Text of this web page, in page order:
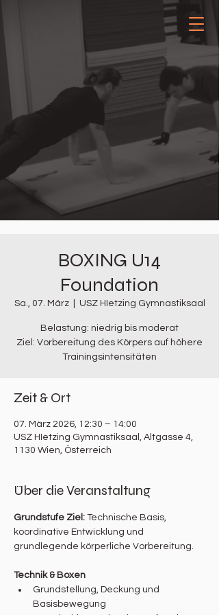
BOXING U14
Foundation
Sa., 07. März
  |
USZ HIetzing Gymnastiksaal
Belastung: niedrig bis moderat
Ziel: Vorbereitung des Körpers auf höhere
Trainingsintensitäten
Zeit & Ort
07. März 2026, 12:30 – 14:00
USZ HIetzing Gymnastiksaal, Altgasse 4,
1130 Wien, Österreich
Über die Veranstaltung
Grundstufe Ziel: Technische Basis,
koordinative Entwicklung und
grundlegende körperliche Vorbereitung.
Technik & Boxen
Grundstellung, Deckung und
Basisbewegung